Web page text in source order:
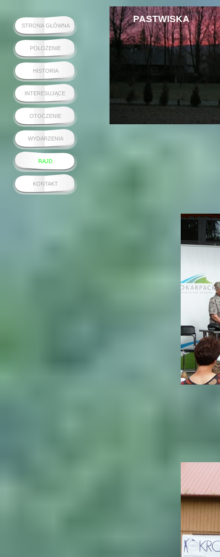
STRONA GŁÓWNA
POŁOŻENIE
HISTORIA
INTERESUJĄCE
OTOCZENIE
WYDARZENIA
RAJD
KONTAKT
PASTWISKA